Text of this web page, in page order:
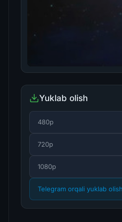
Yuklab olish
480p
720p
1080p
Telegram orqali yuklab